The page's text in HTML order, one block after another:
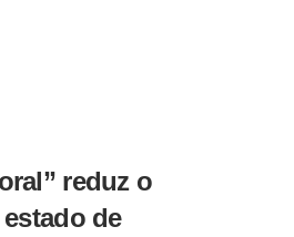
reduz o
de